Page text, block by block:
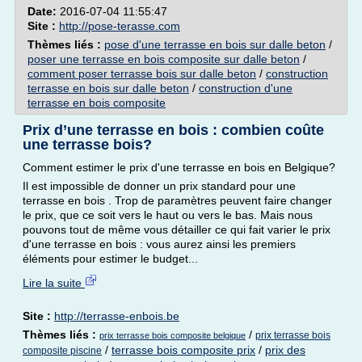
Date: 2016-07-04 11:55:47
Site : http://pose-terasse.com
Thèmes liés : pose d'une terrasse en bois sur dalle beton /
poser une terrasse en bois composite sur dalle beton /
comment poser terrasse bois sur dalle beton / construction
terrasse en bois sur dalle beton / construction d'une
terrasse en bois composite
Prix d’une terrasse en bois : combien coûte
une terrasse bois?
Comment estimer le prix d'une terrasse en bois en Belgique?
Il est impossible de donner un prix standard pour une
terrasse en bois . Trop de paramètres peuvent faire changer
le prix, que ce soit vers le haut ou vers le bas. Mais nous
pouvons tout de même vous détailler ce qui fait varier le prix
d'une terrasse en bois : vous aurez ainsi les premiers
éléments pour estimer le budget...
Lire la suite
Site : http://terrasse-enbois.be
Thèmes liés : prix terrasse bois composite belgique / prix terrasse bois
composite piscine / terrasse bois composite prix / prix des